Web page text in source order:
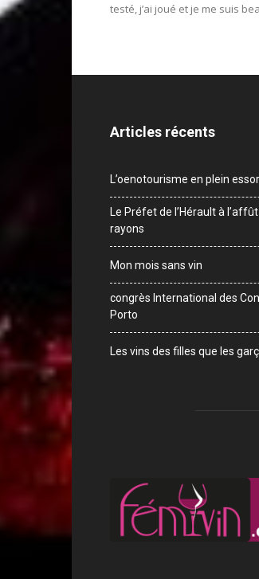
testé, j’ai joué et je me suis
Articles récents
L’oenotourisme en plein
Le Préfet de l’Hérault à
rayons
Mon mois sans vin
congrès International des
Porto
Les vins des filles que les